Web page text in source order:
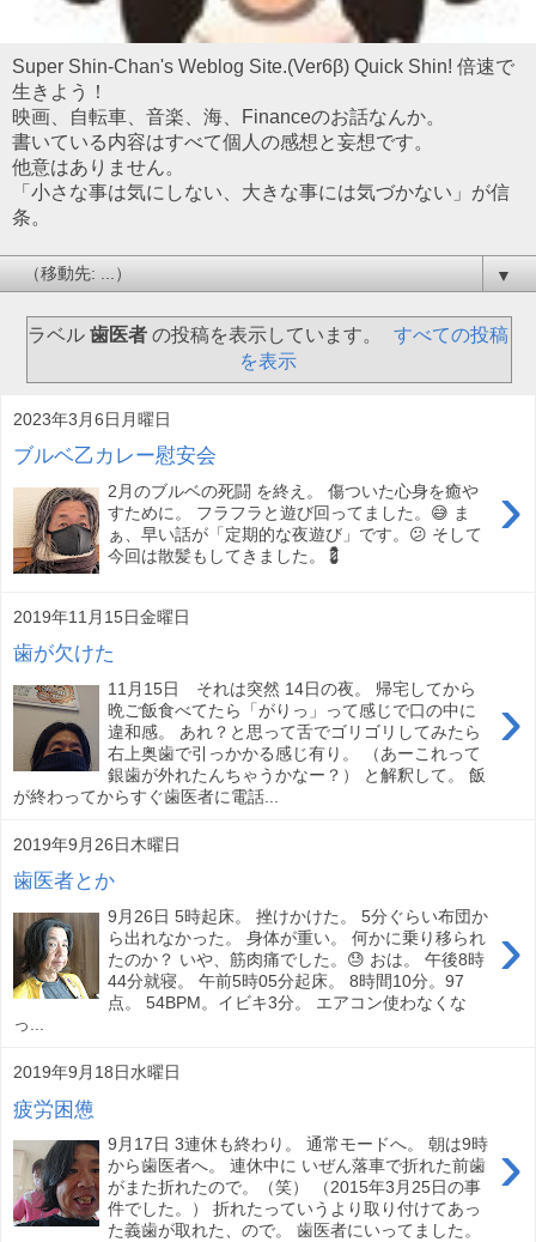
Super Shin-Chan's Weblog Site.(Ver6β) Quick Shin! 倍速で
生きよう！
映画、自転車、音楽、海、Financeのお話なんか。
書いている内容はすべて個人の感想と妄想です。
他意はありません。
「小さな事は気にしない、大きな事には気づかない」が信
条。
▼
ラベル 歯医者の投稿を表示しています。
すべての投稿
を表示
2023年3月6日月曜日
ブルベ乙カレー慰安会
›
2月のブルベの死闘 を終え。 傷ついた心身を癒や
すために。 フラフラと遊び回ってました。😅 ま
ぁ、早い話が「定期的な夜遊び」です。😕 そして
今回は散髪もしてきました。💈
2019年11月15日金曜日
歯が欠けた
›
11月15日 それは突然 14日の夜。 帰宅してから
晩ご飯食べてたら「がりっ」って感じで口の中に
違和感。 あれ？と思って舌でゴリゴリしてみたら
右上奥歯で引っかかる感じ有り。 （あーこれって
銀歯が外れたんちゃうかなー？） と解釈して。 飯
が終わってからすぐ歯医者に電話...
2019年9月26日木曜日
歯医者とか
›
9月26日 5時起床。 挫けかけた。 5分ぐらい布団か
ら出れなかった。 身体が重い。 何かに乗り移られ
たのか？ いや、筋肉痛でした。😓 おは。 午後8時
44分就寝。 午前5時05分起床。 8時間10分。97
点。 54BPM。イビキ3分。 エアコン使わなくな
っ...
2019年9月18日水曜日
疲労困憊
›
9月17日 3連休も終わり。 通常モードへ。 朝は9時
から歯医者へ。 連休中に いぜん落車で折れた前歯
がまた折れたので。（笑） （2015年3月25日の事
件でした。） 折れたっていうより取り付けてあっ
た義歯が取れた、ので。 歯医者にいってました。